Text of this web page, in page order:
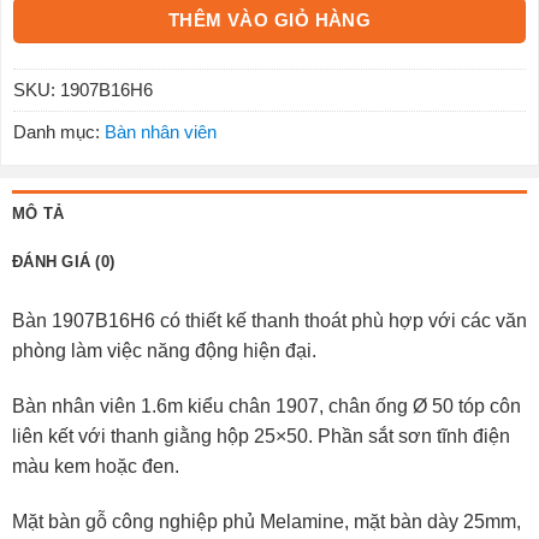
THÊM VÀO GIỎ HÀNG
SKU: 1907B16H6
Danh mục: Bàn nhân viên
MÔ TẢ
ĐÁNH GIÁ (0)
Bàn 1907B16H6 có thiết kế thanh thoát phù hợp với các văn
phòng làm việc năng động hiện đại.
Bàn nhân viên 1.6m kiểu chân 1907, chân ống Ø 50 tóp côn
liên kết với thanh giằng hộp 25×50. Phần sắt sơn tĩnh điện
màu kem hoặc đen.
Mặt bàn gỗ công nghiệp phủ Melamine, mặt bàn dày 25mm,